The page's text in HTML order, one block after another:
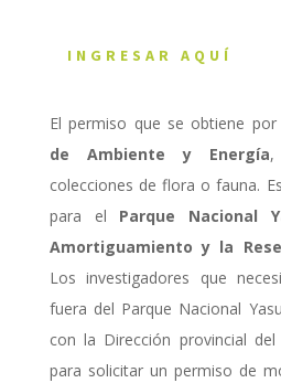
INGRESAR AQUÍ
El permiso que se obtiene
de Ambiente y Energía,
colecciones de flora o fauna.
para el Parque Nacional
Amortiguamiento y la
Los investigadores que
fuera del Parque Nacional
con la Dirección provincial
para solicitar un permiso de